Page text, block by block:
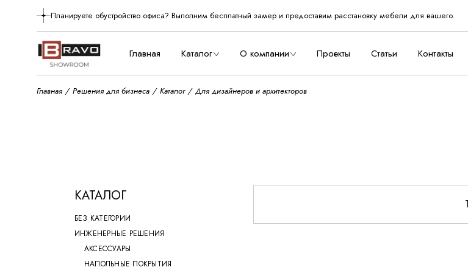
Планируете обустройство офиса? Выполним бесплатный замер и предоставим расстановку мебели для вашего.
Главная Каталог О компании
О нас
Проекты Статьи Контакты
О нас
Главная Решения для бизнеса Каталог Для дизайнеров и архитекторов
КАТАЛОГ
БЕЗ КАТЕГОРИИ
ИНЖЕНЕРНЫЕ РЕШЕНИЯ
АКСЕССУАРЫ
НАПОЛЬНЫЕ ПОКРЫТИЯ